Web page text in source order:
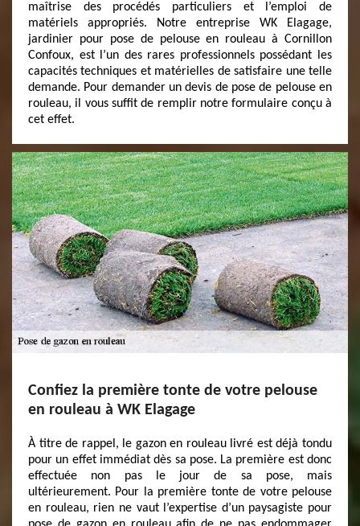
maîtrise des procédés particuliers et l’emploi de
matériels appropriés. Notre entreprise WK Elagage,
jardinier pour pose de pelouse en rouleau à Cornillon
Confoux, est l’un des rares professionnels possédant les
capacités techniques et matérielles de satisfaire une telle
demande. Pour demander un devis de pose de pelouse en
rouleau, il vous suffit de remplir notre formulaire conçu à
cet effet.
Confiez la première tonte de votre pelouse
en rouleau à WK Elagage
À titre de rappel, le gazon en rouleau livré est déjà tondu
pour un effet immédiat dès sa pose. La première est donc
effectuée non pas le jour de sa pose, mais
ultérieurement. Pour la première tonte de votre pelouse
en rouleau, rien ne vaut l’expertise d’un paysagiste pour